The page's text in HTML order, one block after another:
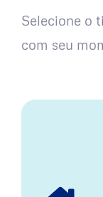
Selecione o
com seu